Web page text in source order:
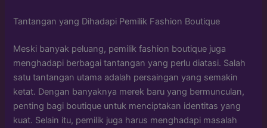
Tantangan yang Dihadapi Pemilik Fashion Boutique
Meski banyak peluang, pemilik fashion boutique juga
menghadapi berbagai tantangan yang perlu diatasi. Salah
satu tantangan utama adalah persaingan yang semakin
ketat. Dengan banyaknya merek baru yang bermunculan,
penting bagi boutique untuk menciptakan identitas yang
kuat. Selain itu, pemilik juga harus menghadapi masalah